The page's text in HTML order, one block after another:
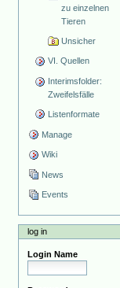
zu einzelnen
Tieren
Unsicher
VI. Quellen
Interimsfolder:
Zweifelsfälle
Listenformate
Manage
Wiki
News
Events
log in
Login Name